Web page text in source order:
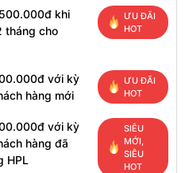
khi
tháng cho
ƯU ĐÃI
HOT
với kỳ
hàng mới
ƯU ĐÃI
HOT
với kỳ
hàng đã
HPL
SIÊU
MỚI,
SIÊU
HOT